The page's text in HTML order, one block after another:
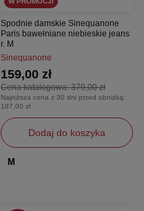
Spodnie damskie Sinequanone
Paris bawełniane niebieskie jeans
r. M
Sinequanone
Cena katalogowa:379,00 zł
159,00 zł
Najniższa cena z 30 dni przed obniżką:
187,00 zł
Dodaj do koszyka
M